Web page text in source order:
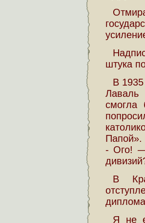
штука
В
Лаваль
смогла
Папой».
- Ого! —
В
Я не